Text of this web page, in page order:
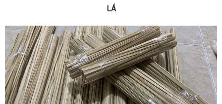
LÁ